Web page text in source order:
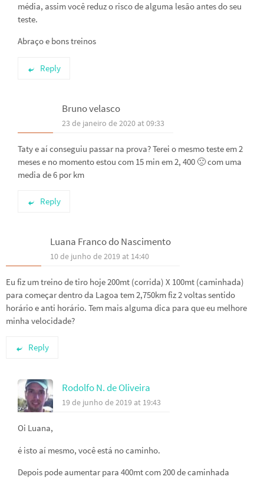
média, assim você reduz o risco de alguma lesão antes do seu
teste.
Abraço e bons treinos
Reply
Bruno velasco
23 de janeiro de 2020 at 09:33
Taty e aí conseguiu passar na prova? Terei o mesmo teste em 2
meses e no momento estou com 15 min em 2, 400 🙁 com uma
media de 6 por km
Reply
Luana Franco do Nascimento
10 de junho de 2019 at 14:40
Eu fiz um treino de tiro hoje 200mt (corrida) X 100mt (caminhada)
para começar dentro da Lagoa tem 2,750km fiz 2 voltas sentido
horário e anti horário. Tem mais alguma dica para que eu melhore
minha velocidade?
Reply
Rodolfo N. de Oliveira
19 de junho de 2019 at 19:43
Oi Luana,
é isto aí mesmo, você está no caminho.
Depois pode aumentar para 400mt com 200 de caminhada